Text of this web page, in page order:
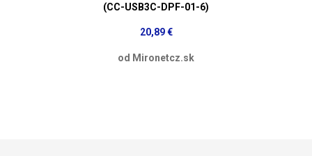
(CC-USB3C-DPF-01-6)
20,89 €
od Mironetcz.sk